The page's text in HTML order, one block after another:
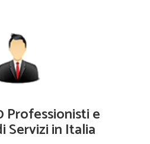
e
Servizi in Italia